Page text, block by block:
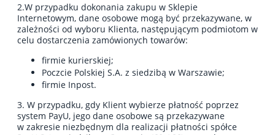
2.W przypadku dokonania zakupu w Sklepie
Internetowym, dane osobowe mogą być przekazywane, w
zależności od wyboru Klienta, następującym podmiotom w
celu dostarczenia zamówionych towarów:
firmie kurierskiej;
Poczcie Polskiej S.A. z siedzibą w Warszawie;
firmie Inpost.
3. W przypadku, gdy Klient wybierze płatność poprzez
system PayU, jego dane osobowe są przekazywane
w zakresie niezbędnym dla realizacji płatności spółce